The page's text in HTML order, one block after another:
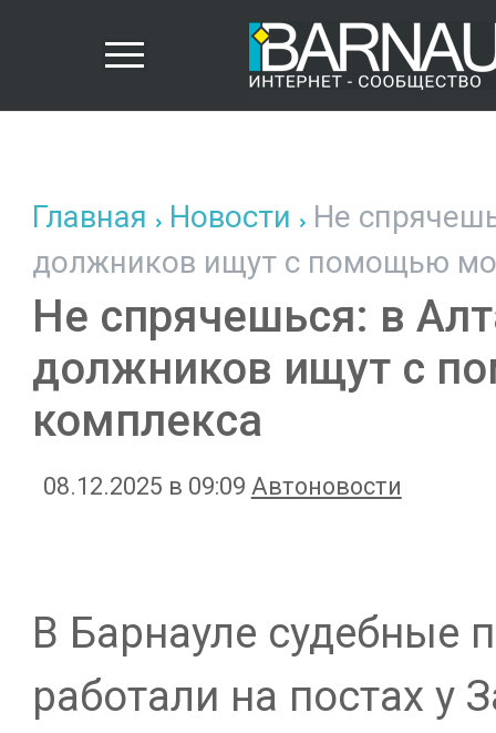
Главная Новости Не
должников ищут с помощью
Не спрячешься: в
должников ищут с
комплекса
08.12.2025 в 09:09 Автоновости
В Барнауле судебные
работали на постах у